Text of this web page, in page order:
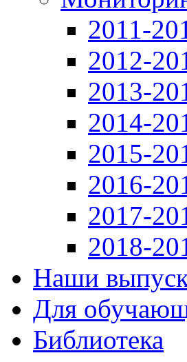
2011-
2012-
2013-
2014-
2015-
2016-
2017-
2018-
Наши
Для
Библиотека